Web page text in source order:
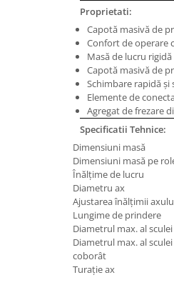
Masini de gaurit cu freza
Masini de frezat universale
Centre de prelucrare verticale
Masini de frezat cu batiu
Masini de frezat multifunctionale
Masini de frezat universale
Masini de frezat verticale
Masini de slefuit metal
Masini de ascutit burghie
Masini de lustruit
Masini de polizat bavuri cu perii
Masini de rectificat plan
Masini de rectificat plan
Masini de rectificat rotund
Masini de satinat
Proprietati:
Capotă masivă de
Confort de operare
Masă de lucru
Capotă masivă de
Schimbare rapidă
Elemente de
Agregat de frezare
Specificatii Tehnice:
Dimensiuni masă
Dimensiuni masă pe
Înălţime de lucru
Diametru ax
Ajustarea înălţimii
Lungime de prindere
Diametrul max. al sculei
Diametrul max. al
coborât
Turaţie ax